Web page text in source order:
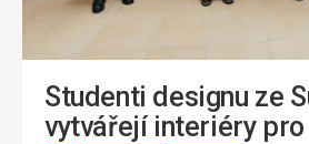
Studenti designu ze
vytvářejí interiéry pro